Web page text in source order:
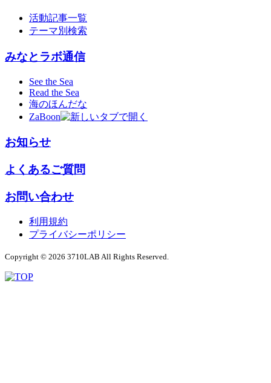
活動記事一覧
テーマ別検索
みなとラボ通信
See the Sea
Read the Sea
海のほんだな
ZaBoon
お知らせ
よくあるご質問
お問い合わせ
利用規約
プライバシーポリシー
Copyright © 2026 3710LAB All Rights Reserved.